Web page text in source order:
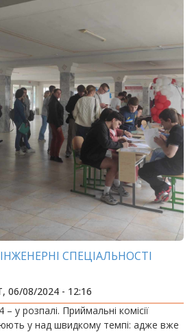
СПЕЦІАЛЬНОСТІ
06/08/2024 - 12:16
у розпалі. Приймальні комісії
у над швидкому темпі: адже вже